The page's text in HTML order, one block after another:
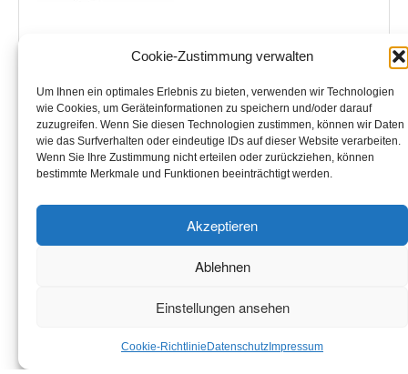
Cookie-Zustimmung verwalten
Um Ihnen ein optimales Erlebnis zu bieten, verwenden wir Technologien
wie Cookies, um Geräteinformationen zu speichern und/oder darauf
zuzugreifen. Wenn Sie diesen Technologien zustimmen, können wir Daten
wie das Surfverhalten oder eindeutige IDs auf dieser Website verarbeiten.
Wenn Sie Ihre Zustimmung nicht erteilen oder zurückziehen, können
bestimmte Merkmale und Funktionen beeinträchtigt werden.
Akzeptieren
Ablehnen
Einstellungen ansehen
Cookie-Richtlinie Datenschutz Impressum
Grünberger Bildungszentrum Floristik
– GBF – Bildungszentrum Floristik GmbH
im Seminarhotel Jakobsberg in 35305 Grünberg
Büroadresse:
Niedwiesenstraße 133
60431 Frankfurt am Main
Tel. 0171-2440020 Fax 069-90015978
www.bildungszentrum-floristik.de
info@bildungszentrum-floristik.de
Steuer Nr. FA Giessen 02023400220